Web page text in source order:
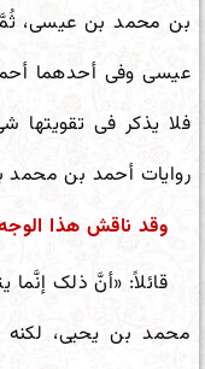
بن محمد بن عیسى،
عیسى وفی أحدهما
فلا یذکر فى
روایات أحمد بن محمد
وقد ناقش هذا
قائلاً: «أنَّ ذلک إنَّما
محمد بن یحیى،